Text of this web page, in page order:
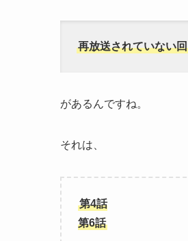
再放送されていない回
があるんですね。
それは、
第4話
第6話